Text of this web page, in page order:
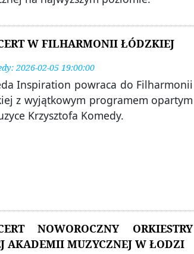
W FILHARMONII ŁÓDZKIEJ
2026-02-05 19:00:00
Inspiration powraca do Filharmonii
z wyjątkowym programem opartym
Krzysztofa Komedy.
NOWOROCZNY ORKIESTRY
AKADEMII MUZYCZNEJ W ŁODZI